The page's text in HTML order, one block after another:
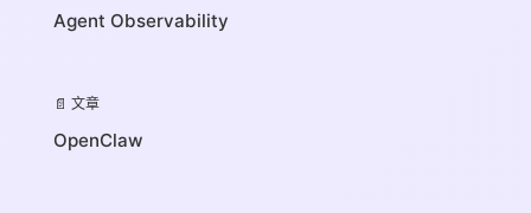
Agent Observability
📄 文章
OpenClaw